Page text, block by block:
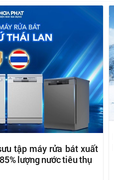
tập máy rửa bát xuất
lượng nước tiêu thụ